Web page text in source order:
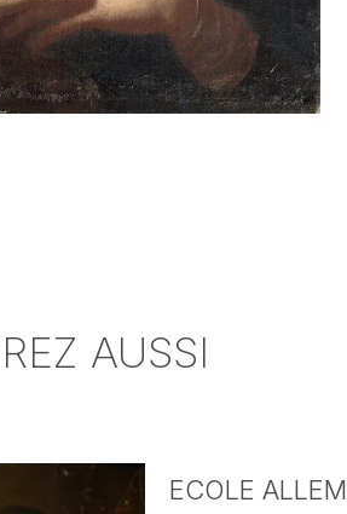
AUSSI
ECOLE